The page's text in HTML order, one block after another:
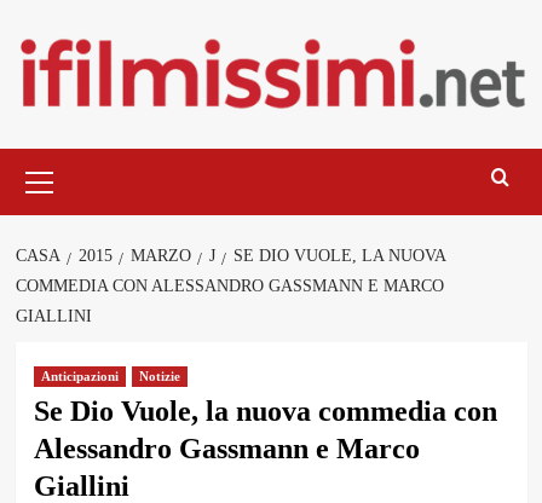
contenuto
principale
CASA 2015 MARZO J
SE DIO VUOLE, LA NUOVA
COMMEDIA CON ALESSANDRO GASSMANN E MARCO
GIALLINI
Anticipazioni Notizie
Se Dio Vuole, la nuova commedia con
Alessandro Gassmann e Marco
Giallini